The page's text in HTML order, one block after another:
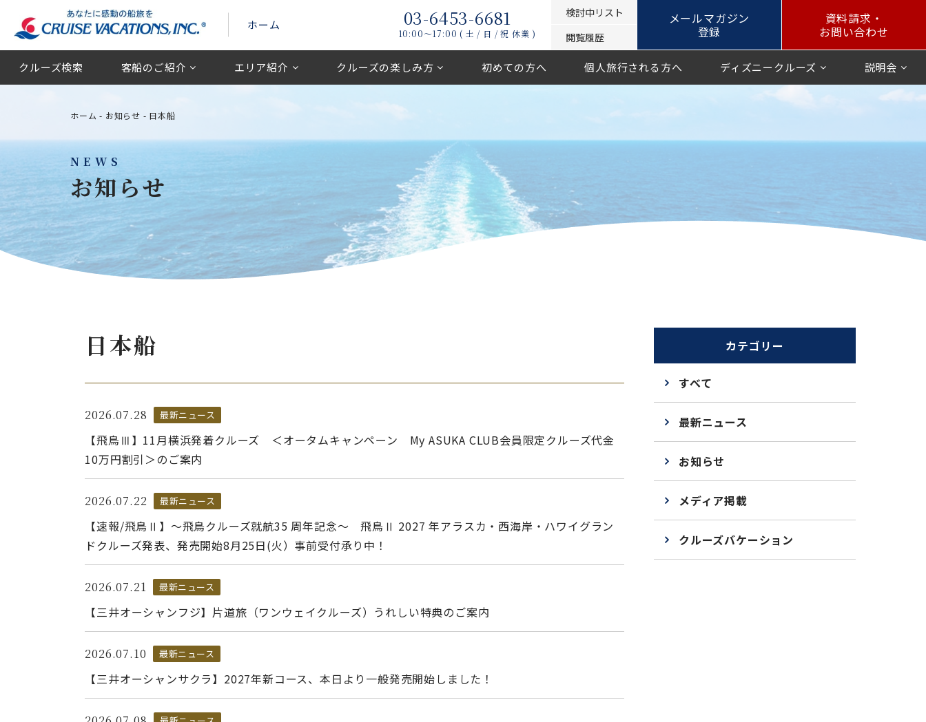
ホーム 03-6453-6681
10:00〜17:00 ( 土 / 日 / 祝 休業 )
検討中リスト
閲覧履歴
メールマガジン
登録
資料請求・
お問い合わせ
クルーズ検索 客船のご紹介 エリア紹介 クルーズの楽しみ方 初めての方へ 個人旅行される方へ ディズニークルーズ 説明会
NEWS
お知らせ
ホーム - お知らせ - 日本船
日本船
2026.07.28 最新ニュース
【飛鳥Ⅲ】11月横浜発着クルーズ ＜オータムキャンペーン My ASUKA CLUB会員限定クルーズ代金
10万円割引＞のご案内
2026.07.22 最新ニュース
【速報/飛鳥Ⅱ】～飛鳥クルーズ就航35 周年記念～ 飛鳥Ⅱ 2027 年アラスカ・西海岸・ハワイグラン
ドクルーズ発表、発売開始8月25日(火）事前受付承り中！
2026.07.21 最新ニュース
【三井オーシャンフジ】片道旅（ワンウェイクルーズ）うれしい特典のご案内
2026.07.10 最新ニュース
【三井オーシャンサクラ】2027年新コース、本日より一般発売開始しました！
カテゴリー
すべて
最新ニュース
お知らせ
メディア掲載
クルーズバケーション